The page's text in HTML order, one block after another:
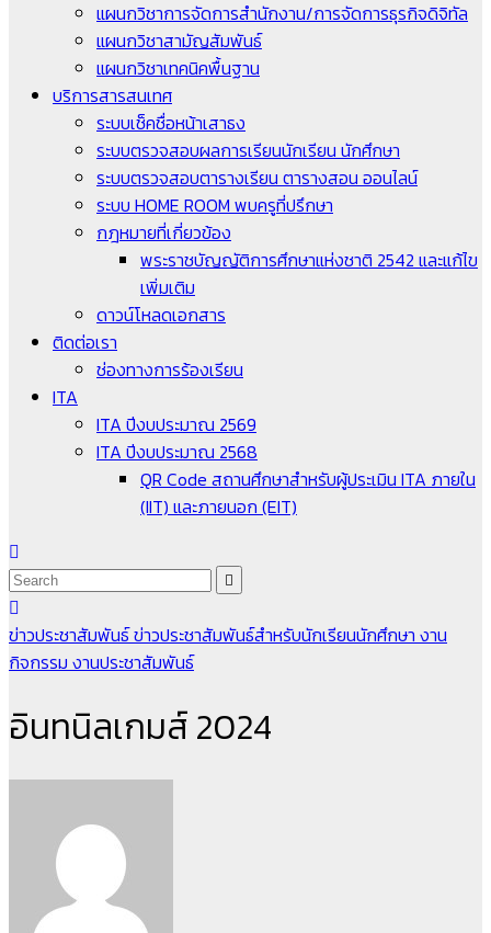
แผนกวิชาการจัดการสำนักงาน/การจัดการธุรกิจดิจิทัล
แผนกวิชาสามัญสัมพันธ์
แผนกวิชาเทคนิคพื้นฐาน
บริการสารสนเทศ
ระบบเช็คชื่อหน้าเสาธง
ระบบตรวจสอบผลการเรียนนักเรียน นักศึกษา
ระบบตรวจสอบตารางเรียน ตารางสอน ออนไลน์
ระบบ HOME ROOM พบครูที่ปรึกษา
กฎหมายที่เกี่ยวข้อง
พระราชบัญญัติการศึกษาแห่งชาติ 2542 และแก้ไข
เพิ่มเติม
ดาวน์โหลดเอกสาร
ติดต่อเรา
ช่องทางการร้องเรียน
ITA
ITA ปีงบประมาณ 2569
ITA ปีงบประมาณ 2568
QR Code สถานศึกษาสำหรับผู้ประเมิน ITA ภายใน
(IIT) และภายนอก (EIT)
ข่าวประชาสัมพันธ์ข่าวประชาสัมพันธ์สำหรับนักเรียนนักศึกษา งาน
กิจกรรม งานประชาสัมพันธ์
อินทนิลเกมส์ 2024